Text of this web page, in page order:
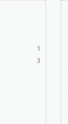
1
3